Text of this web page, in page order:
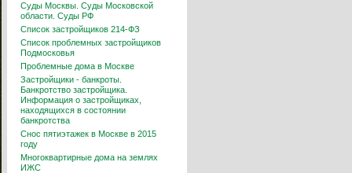
Суды Москвы. Суды Московской
области. Суды РФ
Список застройщиков 214-ФЗ
Список проблемных застройщиков
Подмосковья
Проблемные дома в Москве
Застройщики - банкроты.
Банкротство застройщика.
Информация о застройщиках,
находящихся в состоянии
банкротства
Снос пятиэтажек в Москве в 2015
году
Многоквартирные дома на землях
ИЖС